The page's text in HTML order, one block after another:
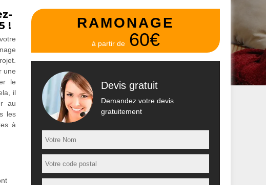
!
une
le
il
au
les
à
RAMONAGE
à partir de 60€
Devis gratuit
Demandez votre devis
gratuitement